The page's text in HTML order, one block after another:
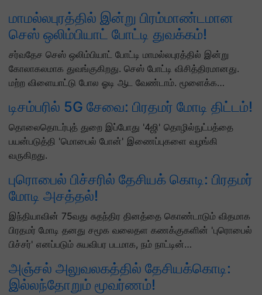
மாமல்லபுரத்தில் இன்று பிரம்மாண்டமான
செஸ் ஒலிம்பியாட் போட்டி துவக்கம்!
சர்வதேச செஸ் ஒலிம்பியாட் போட்டி மாமல்லபுரத்தில் இன்று
கோலாகலமாக துவங்குகிறது. செஸ் போட்டி விசித்திரமானது.
மற்ற விளையாட்டு போல ஓடி ஆட வேண்டாம். மூளைக்க…
டிசம்பரில் 5G சேவை: பிரதமர் மோடி திட்டம்!
தொலைதொடர்புத் துறை இப்போது '4ஜி' தொழில்நுட்பத்தை
பயன்படுத்தி 'மொபைல் போன்' இணைப்புகளை வழங்கி
வருகிறது.
புரொபைல் பிச்சரில் தேசியக் கொடி: பிரதமர்
மோடி அசத்தல்!
இந்தியாவின் 75வது சுதந்திர தினத்தை கொண்டாடும் விதமாக
பிரதமர் மோடி தனது சமூக வலைதள கணக்குகளின் 'புரொபைல்
பிச்சர்' எனப்படும் சுயவிபர படமாக, நம் நாட்டின்…
அஞ்சல் அலுவலகத்தில் தேசியக்கொடி:
இல்லந்தோறும் மூவர்ணம்!